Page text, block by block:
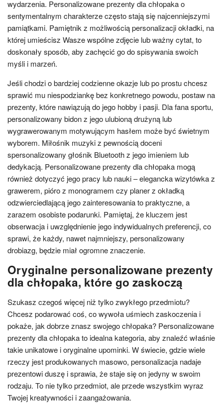
wydarzenia. Personalizowane prezenty dla chłopaka o
sentymentalnym charakterze często stają się najcenniejszymi
pamiątkami. Pamiętnik z możliwością personalizacji okładki, na
której umieścisz Wasze wspólne zdjęcie lub ważny cytat, to
doskonały sposób, aby zachęcić go do spisywania swoich
myśli i marzeń.
Jeśli chodzi o bardziej codzienne okazje lub po prostu chcesz
sprawić mu niespodziankę bez konkretnego powodu, postaw na
prezenty, które nawiązują do jego hobby i pasji. Dla fana sportu,
personalizowany bidon z jego ulubioną drużyną lub
wygrawerowanym motywującym hasłem może być świetnym
wyborem. Miłośnik muzyki z pewnością doceni
spersonalizowany głośnik Bluetooth z jego imieniem lub
dedykacją. Personalizowane prezenty dla chłopaka mogą
również dotyczyć jego pracy lub nauki – elegancka wizytówka z
grawerem, pióro z monogramem czy planer z okładką
odzwierciedlającą jego zainteresowania to praktyczne, a
zarazem osobiste podarunki. Pamiętaj, że kluczem jest
obserwacja i uwzględnienie jego indywidualnych preferencji, co
sprawi, że każdy, nawet najmniejszy, personalizowany
drobiazg, będzie miał ogromne znaczenie.
Oryginalne personalizowane prezenty
dla chłopaka, które go zaskoczą
Szukasz czegoś więcej niż tylko zwykłego przedmiotu?
Chcesz podarować coś, co wywoła uśmiech zaskoczenia i
pokaże, jak dobrze znasz swojego chłopaka? Personalizowane
prezenty dla chłopaka to idealna kategoria, aby znaleźć właśnie
takie unikatowe i oryginalne upominki. W świecie, gdzie wiele
rzeczy jest produkowanych masowo, personalizacja nadaje
prezentowi duszę i sprawia, że staje się on jedyny w swoim
rodzaju. To nie tylko przedmiot, ale przede wszystkim wyraz
Twojej kreatywności i zaangażowania.